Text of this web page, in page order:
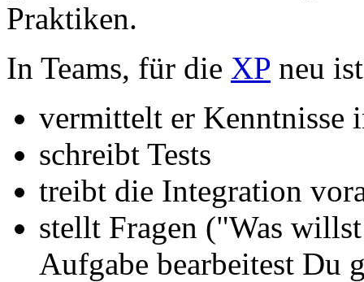
Praktiken.
In Teams, für die XP neu ist
vermittelt er Kenntnisse
schreibt Tests
treibt die Integration
stellt Fragen ("Was
Aufgabe bearbeitest Du